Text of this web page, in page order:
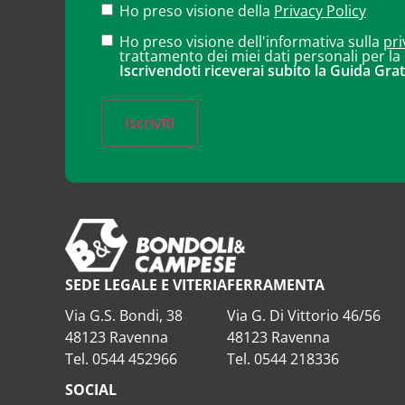
Ho preso visione della Privacy Policy
Ho preso visione dell'informativa sulla
trattamento dei miei dati personali per la
Iscrivendoti riceverai subito la Guida
Iscriviti
SEDE LEGALE E VITERIA
Via G.S. Bondi, 38
48123 Ravenna
Tel. 0544 452966
FERRAMENTA
Via G. Di Vittorio 46/56
48123 Ravenna
Tel. 0544 218336
SOCIAL